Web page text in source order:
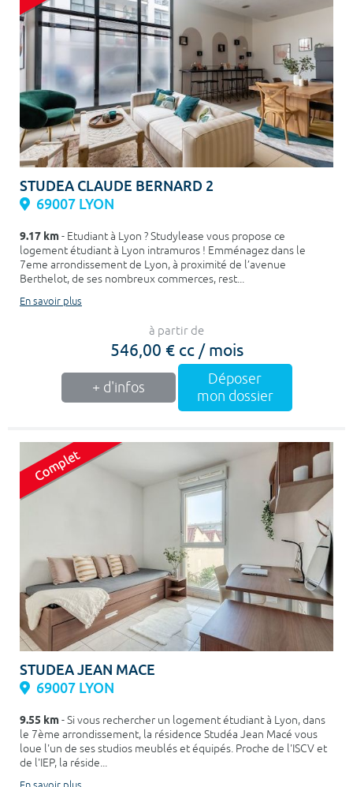
STUDEA CLAUDE BERNARD 2
69007 LYON
9.17 km- Etudiant à Lyon ? Studylease vous propose ce
logement étudiant à Lyon intramuros ! Emménagez dans le
7eme arrondissement de Lyon, à proximité de l’avenue
Berthelot, de ses nombreux commerces, rest...
En savoir plus
à partir de
546,00 € cc / mois
+ d'infos
Déposer
mon dossier
STUDEA JEAN MACE
69007 LYON
9.55 km- Si vous rechercher un logement étudiant à Lyon, dans
le 7ème arrondissement, la résidence Studéa Jean Macé vous
loue l'un de ses studios meublés et équipés. Proche de l'ISCV et
de l'IEP, la réside...